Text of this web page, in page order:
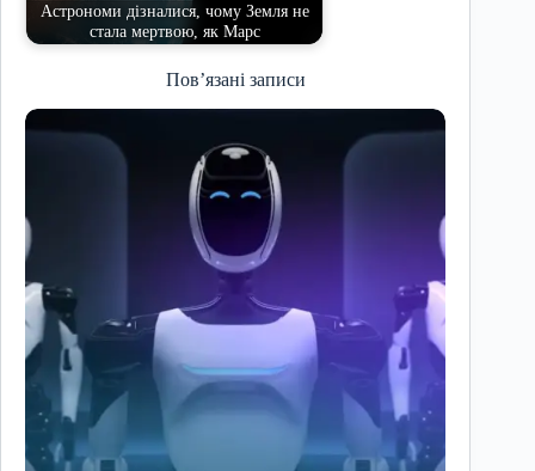
Астрономи дізналися, чому Земля не
стала мертвою, як Марс
Пов’язані записи